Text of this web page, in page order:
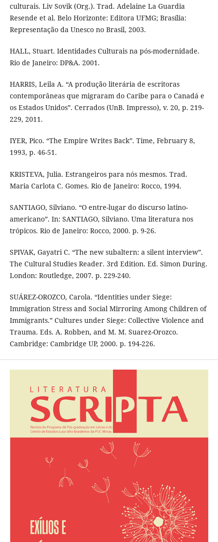
culturais. Liv Sovik (Org.). Trad. Adelaine La Guardia
Resende et al. Belo Horizonte: Editora UFMG; Brasília:
Representação da Unesco no Brasil, 2003.
HALL, Stuart. Identidades Culturais na pós-modernidade.
Rio de Janeiro: DP&A. 2001.
HARRIS, Leila A. “A produção literária de escritoras
contemporâneas que migraram do Caribe para o Canadá e
os Estados Unidos”. Cerrados (UnB. Impresso), v. 20, p. 219-
229, 2011.
IYER, Pico. “The Empire Writes Back”. Time, February 8,
1993, p. 46-51.
KRISTEVA, Julia. Estrangeiros para nós mesmos. Trad.
Maria Carlota C. Gomes. Rio de Janeiro: Rocco, 1994.
SANTIAGO, Silviano. “O entre-lugar do discurso latino-
americano”. In: SANTIAGO, Silviano. Uma literatura nos
trópicos. Rio de Janeiro: Rocco, 2000. p. 9-26.
SPIVAK, Gayatri C. “The new subaltern: a silent interview”.
The Cultural Studies Reader. 3rd Edition. Ed. Simon During.
London: Routledge, 2007. p. 229-240.
SUÁREZ-OROZCO, Carola. “Identities under Siege:
Immigration Stress and Social Mirroring Among Children of
Immigrants.” Cultures under Siege: Collective Violence and
Trauma. Eds. A. Robben, and M. M. Suarez-Orozco.
Cambridge: Cambridge UP, 2000. p. 194-226.